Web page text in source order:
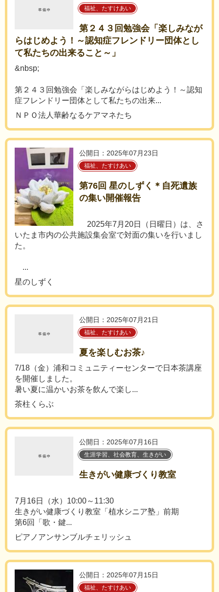
福祉、たすけあい
第２４３回勉強会「楽しみなが
らはじめよう！～認知症フレンドリー団体とし
て私たちの出来ること～」
&nbsp;
第２４３回勉強会「楽しみながらはじめよう！～認知
症フレンドリー団体として私たちの出来...
ＮＰＯ法人華齢なるケアマネたち
公開日：2025年07月23日
福祉、たすけあい
第76回 星のしずく＊自死遺族
の集い開催報告
2025年7月20日（日曜日）は、さ
いたま市内の公共施設集会室で対面の集いを行いまし
た。
...
星のしずく
公開日：2025年07月21日
福祉、たすけあい
夏を楽しむお茶♪
7/18（金）浦和コミュニティーセンターで日本茶講座
を開催しました。
暑い夏に温かいお茶を飲んで楽し...
茶柱くらぶ
公開日：2025年07月16日
生涯学習、社会教育、生きがい
生きがい健康づくり教室
7月16日（水）10:00～11:30
生きがい健康づくり教室「植水シニア塾」前期
第6回「歌・鍵...
ピアノアンサンブルチェリッシュ
公開日：2025年07月15日
福祉、たすけあい